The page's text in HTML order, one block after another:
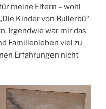
meine Eltern – wohl
Kinder von Bullerbü“
Irgendwie war mir das
Familienleben viel zu
Erfahrungen nicht